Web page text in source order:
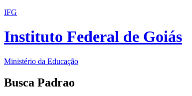
IFG
Instituto Federal de Goiás
Ministério da Educação
Busca Padrao